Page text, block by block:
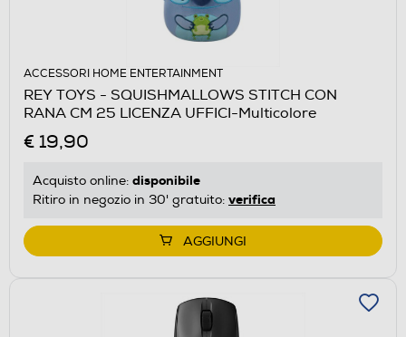
ACCESSORI HOME ENTERTAINMENT
REY TOYS - SQUISHMALLOWS STITCH CON
RANA CM 25 LICENZA UFFICI-Multicolore
€ 19,90
Acquisto online: disponibile
Ritiro in negozio in 30' gratuito: verifica
AGGIUNGI